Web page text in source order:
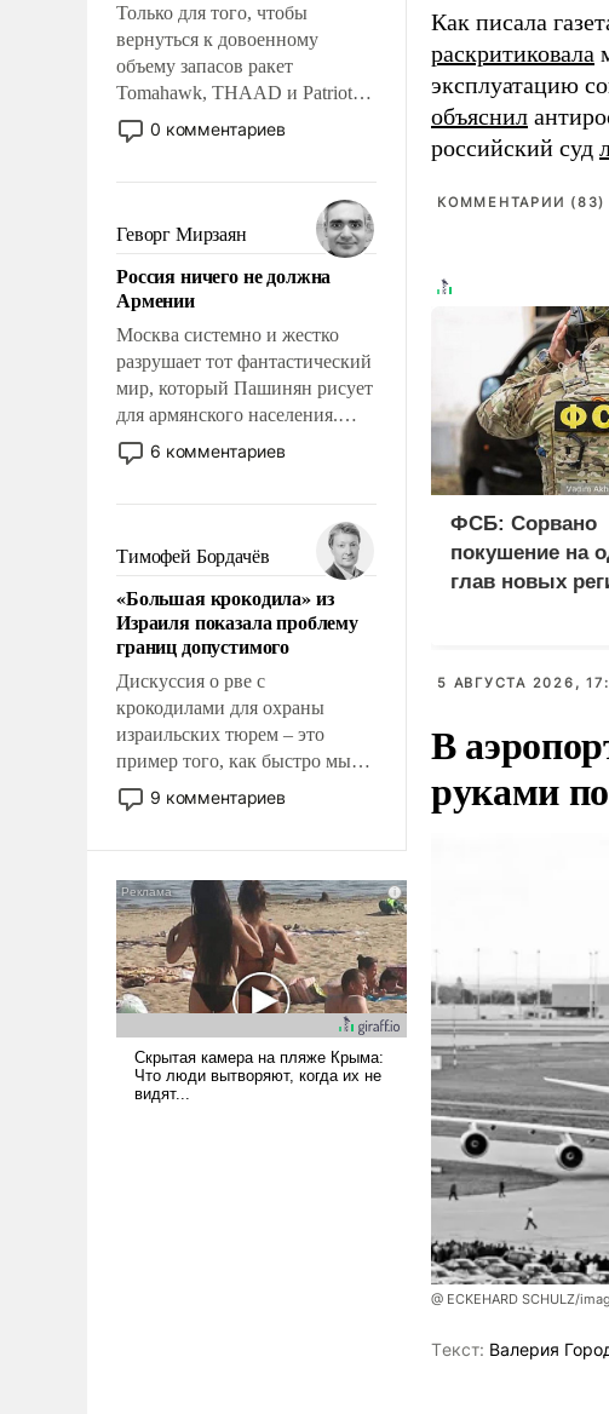
Только для того, чтобы
вернуться к довоенному
объему запасов ракет
Tomahawk, THAAD и Patriot
США потребуется более трех
лет. Даже небольшая война с
Сложившаяся ситуация
означает многолетний период
уязвимости США, например,
перед Китаем.
0 комментариев
Геворг Мирзаян
Россия ничего не должна
Армении
Москва системно и жестко
разрушает тот фантастический
мир, который Пашинян рисует
для армянского населения.
Мир, где этому населению все
должны просто по
политические прожекты будут
беспрекословно оплачиваться
за счет российских
налогоплательщиков и где за
свои поступки не нужно
отвечать.
6 комментариев
Тимофей Бордачёв
«Большая крокодила» из
Израиля показала проблему
границ допустимого
Дискуссия о рве с
крокодилами для охраны
израильских тюрем – это
пример того, как быстро мы
двигаемся по пути
революционных изменений.
псевдонаучной фантастики,
стало всерьез обсуждаемой
идеей.
9 комментариев
Как писала
раскритиковала
эксплуатацию
объяснил
российский суд
КОММЕНТАРИИ (83)
ФСБ: Сорвано
покушение на
глав новых
5 АВГУСТА 2026,
В
руками
@ ECKEHARD SCHULZ/
Tекст: Валерия